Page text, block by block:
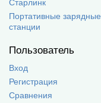
Старлинк
Портативные зарядные
станции
Пользователь
Вход
Регистрация
Сравнения